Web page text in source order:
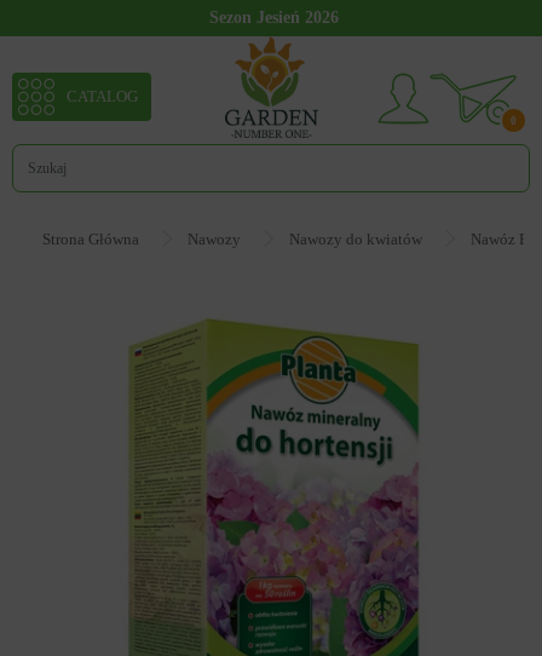
Sezon Jesień 2026
0
CATALOG
Strona Główna Nawozy Nawozy do kwiatów Nawóz